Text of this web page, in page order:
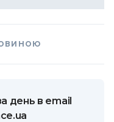
день в email